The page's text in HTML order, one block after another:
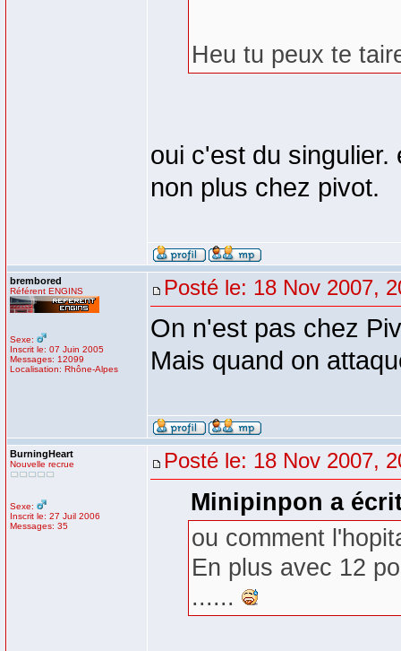
Heu tu peux te
oui c'est du
non plus chez pivot.
brembored
Référent ENGINS
Sexe:
Inscrit le: 07 Juin 2005
Messages: 12099
Localisation: Rhône-Alpes
Posté le: 18 Nov 2007,
On n'est pas chez
Mais quand on
BurningHeart
Nouvelle recrue
Sexe:
Inscrit le: 27 Juil 2006
Messages: 35
Posté le: 18 Nov 2007,
Minipinpon a
ou comment
En plus avec 12
......